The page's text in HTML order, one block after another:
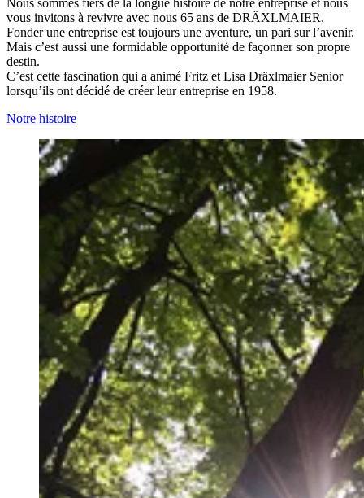
Nous sommes fiers de la longue histoire de notre entreprise et nous
vous invitons à revivre avec nous 65 ans de DRÄXLMAIER.
Fonder une entreprise est toujours une aventure, un pari sur l’avenir.
Mais c’est aussi une formidable opportunité de façonner son propre
destin.
C’est cette fascination qui a animé Fritz et Lisa Dräxlmaier Senior
lorsqu’ils ont décidé de créer leur entreprise en 1958.
Notre histoire